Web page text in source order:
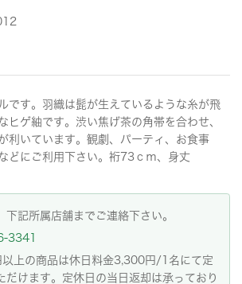
です。羽織は髭が生えているような糸が飛
ヒゲ紬です。渋い焦げ茶の角帯を合わせ、
利いています。観劇、パーティ、お食事
どにご利用下さい。裄73ｃｍ、身丈
下記所属店舗までご連絡下さい。
3341
上の商品は休日料金3,300円/1名にて定
だけます。定休日の当日返却は承っており